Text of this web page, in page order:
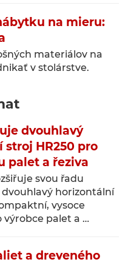
na mieru:
materiálov na
v stolárstve.
dvouhlavý
HR250 pro
palet a řeziva
svou řadu
horizontální
vysoce
palet a …
a dreveného